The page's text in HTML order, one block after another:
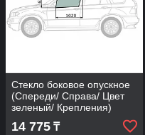
Стекло боковое опускное
(Спереди/ Справа/ Цвет
зеленый/ Крепления)
Nissan Qashqai 13-22
14 775 ₸